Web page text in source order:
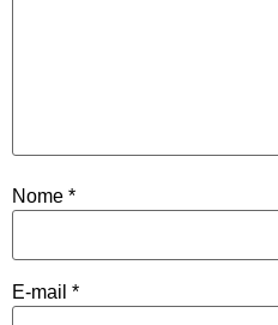
Nome *
E-mail *